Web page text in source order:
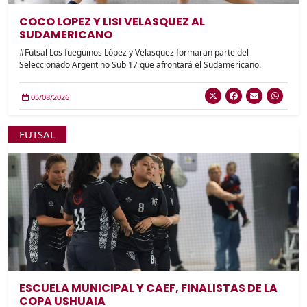
COCO LOPEZ Y LISI VELASQUEZ AL
SUDAMERICANO
#Futsal Los fueguinos López y Velasquez formaran parte del
Seleccionado Argentino Sub 17 que afrontará el Sudamericano.
05/08/2026
FUTSAL
ESCUELA MUNICIPAL Y CAEF, FINALISTAS DE LA
COPA USHUAIA